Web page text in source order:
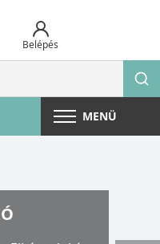
Belépés
MENÜ